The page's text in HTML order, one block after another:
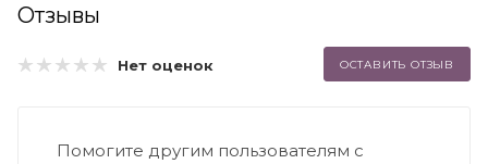
Отзывы
Нет оценок ОСТАВИТЬ ОТЗЫВ
Помогите другим пользователям с